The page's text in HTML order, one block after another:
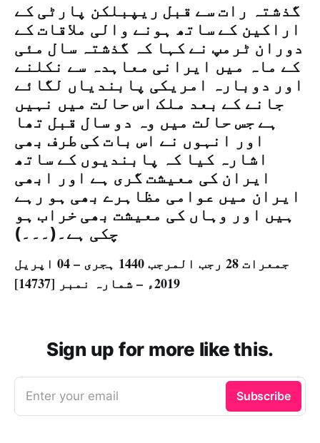
گذشتہ رات سے قبل ریپبلکن پارٹی کے
اراکین کے ساتھ ہونے والی ملاقات کے
دوران ٹرمپ نے کہا کہ گذشتہ سال مئی
کے ماہ میں ایرانی معاہدہ سے نکلنے
اور دوبارہ امریکی پابندیاں لگائے
جانے کے بعد ملک اس حالت میں نہیں
ہے جس حالت میں وہ دو سال قبل تھا
اور انہوں نے اس بات کی طرف بھی
اشارہ کیا کہ پابندیوں کے ساتھ
ایران کی معیشت گری ہے اور ابھی
ایران میں عوامی مظاہرے بھی ہو رہے
ہیں اور وہاں کی معیشت بھی خراب ہو
چکی ہے۔(۔۔۔)
جمعرات 28 رجب المرجب 1440 ہجری – 04 اپریل
2019ء – شمارہ نمبر [14737]
Sign up for more like this.
Enter your email Subscribe